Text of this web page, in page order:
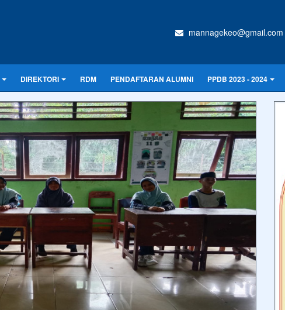
mannagekeo@gmail.com
DIREKTORI RDM PENDAFTARAN ALUMNI PPDB 2023 - 2024